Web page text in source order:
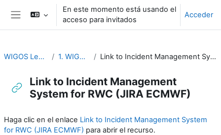
Salta al contenido principal
Panel lateral
En este momento está usando el
acceso para invitados
Acceder
WIGOS Learning Portal 1. WIGOS General Link to Incident Management System for RWC (JIRA ECMWF)
Link to Incident Management
System for RWC (JIRA ECMWF)
Haga clic en el enlace Link to Incident Management System
for RWC (JIRA ECMWF) para abrir el recurso.